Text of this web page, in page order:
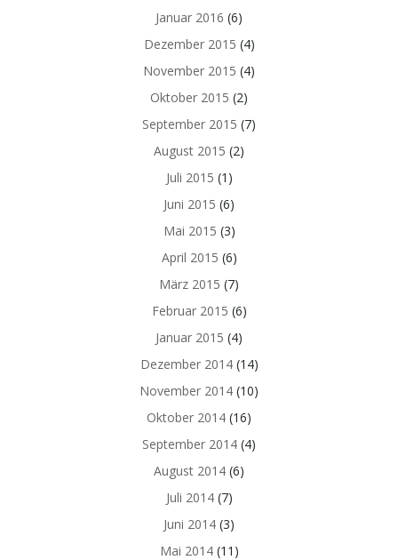
Januar 2016 (6)
Dezember 2015 (4)
November 2015 (4)
Oktober 2015 (2)
September 2015 (7)
August 2015 (2)
Juli 2015 (1)
Juni 2015 (6)
Mai 2015 (3)
April 2015 (6)
März 2015 (7)
Februar 2015 (6)
Januar 2015 (4)
Dezember 2014(14)
November 2014 (10)
Oktober 2014 (16)
September 2014 (4)
August 2014 (6)
Juli 2014(7)
Juni 2014 (3)
Mai 2014(11)